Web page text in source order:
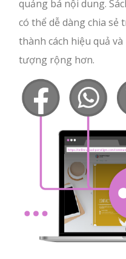
quảng bá nội dung.
có thể dễ dàng chia sẻ
thành cách hiệu quả
tượng rộng hơn.